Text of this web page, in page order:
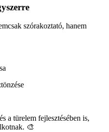
szórakoztató, hanem
a türelem fejlesztésében is,
🎨